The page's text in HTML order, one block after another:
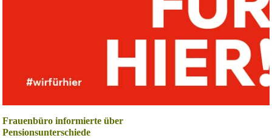
Frauenbüro informierte über
Pensionsunterschiede